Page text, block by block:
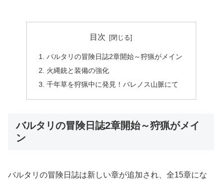
目次
バルタリの冒険日誌2章開始～狩猟がメイン
火縄銃と装備の強化
千年草を狩猟中に発見！バレノス山脈にて
バルタリの冒険日誌2章開始～狩猟がメイ
ン
バルタリの冒険日誌は新しい章が追加され、全15章にな